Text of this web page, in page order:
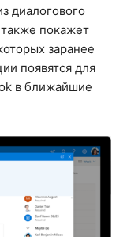
диалогового
покажет
заранее
появятся для
в ближайшие